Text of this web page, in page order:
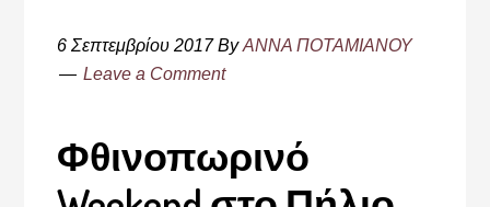
6 Σεπτεμβρίου 2017ByΑΝΝΑ ΠΟΤΑΜΙΑΝΟΥ
Leave a Comment
Φθινοπωρινό